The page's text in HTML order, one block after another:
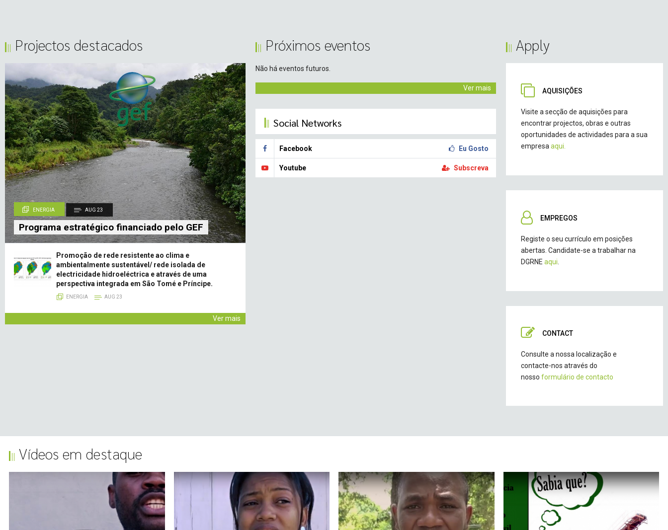
Projectos destacados
ENERGIA AUG 23
Programa estratégico financiado pelo GEF
Promoção de rede resistente ao clima e
ambientalmente sustentável/ rede isolada de
electricidade hidroeléctrica e através de uma
perspectiva integrada em São Tomé e Príncipe.
ENERGIA AUG 23
Ver mais
Próximos eventos
Não há eventos futuros.
Ver mais
Social Networks
Facebook Eu Gosto
Youtube Subscreva
Apply
AQUISIÇÕES
Visite a secção de aquisições para
encontrar projectos, obras e outras
oportunidades de actividades para a sua
empresa aqui.
EMPREGOS
Registe o seu currículo em posições
abertas. Candidate-se a trabalhar na
DGRNE aqui
CONTACT
Consulte a nossa localização e
contacte-nos através do
nosso formulário de contacto
Vídeos em destaque